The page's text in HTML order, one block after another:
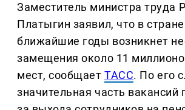
Заместитель министра труда
Платыгин заявил, что в
ближайшие годы возникнет
замещения около 11
мест, сообщаетТАСС. По его
значительная часть вакансий